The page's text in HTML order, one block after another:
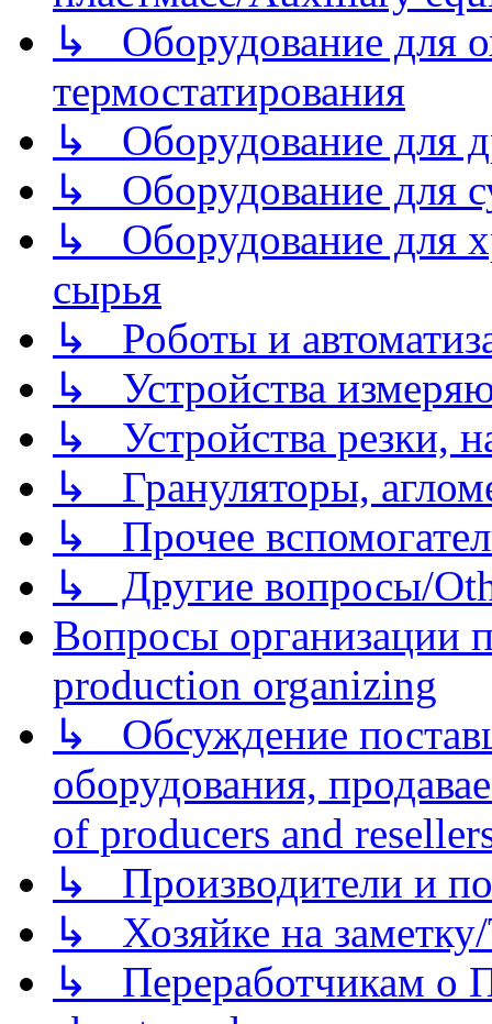
↳ Оборудование для
термостатирования
↳ Оборудование для
↳ Оборудование для
↳ Оборудование для
сырья
↳ Роботы и
↳ Устройства
↳ Устройства резки,
↳ Грануляторы,
↳ Прочее
↳ Другие вопросы/
Вопросы организации
production organizing
↳ Обсуждение
оборудования,
of producers and
↳ Производители и
↳ Хозяйке на
↳ Переработчикам о